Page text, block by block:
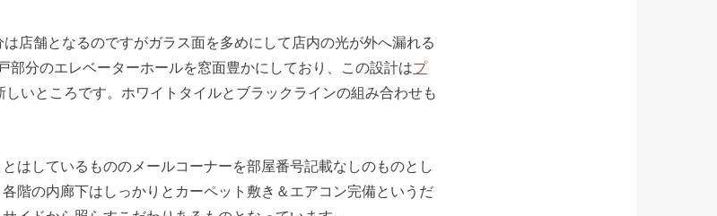
店舗となるのですがガラス面を多めにして店内の光が外へ漏れる
部分のエレベーターホールを窓面豊かにしており、この設計はプ
しいところです。ホワイトタイルとブラックラインの組み合わせも
はしているもののメールコーナーを部屋番号記載なしのものとし
階の内廊下はしっかりとカーペット敷き＆エアコン完備というだ